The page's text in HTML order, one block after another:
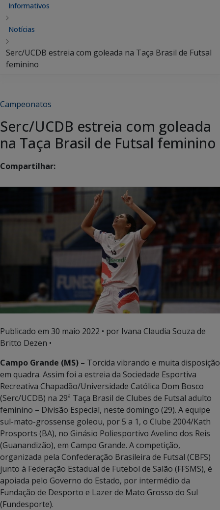
Informativos
Notícias
Serc/UCDB estreia com goleada na Taça Brasil de Futsal
feminino
Campeonatos
Serc/UCDB estreia com goleada
na Taça Brasil de Futsal feminino
Compartilhar:
Publicado em 30 maio 2022 • por Ivana Claudia Souza de
Britto Dezen •
Campo Grande (MS) – Torcida vibrando e muita disposição
em quadra. Assim foi a estreia da Sociedade Esportiva
Recreativa Chapadão/Universidade Católica Dom Bosco
(Serc/UCDB) na 29ª Taça Brasil de Clubes de Futsal adulto
feminino – Divisão Especial, neste domingo (29). A equipe
sul-mato-grossense goleou, por 5 a 1, o Clube 2004/Kath
Prosports (BA), no Ginásio Poliesportivo Avelino dos Reis
(Guanandizão), em Campo Grande. A competição,
organizada pela Confederação Brasileira de Futsal (CBFS)
junto à Federação Estadual de Futebol de Salão (FFSMS), é
apoiada pelo Governo do Estado, por intermédio da
Fundação de Desporto e Lazer de Mato Grosso do Sul
(Fundesporte).